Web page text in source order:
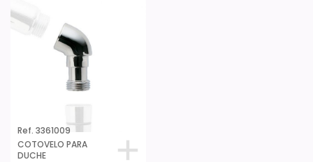
Ref. 3361009
COTOVELO PARA
DUCHE